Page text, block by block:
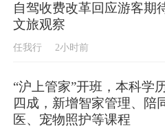
自驾收费改革回应游客期
文旅观察
任我行 2小时前
“沪上管家”开班，本科学
四成，新增智家管理、陪
医、宠物照护等课程